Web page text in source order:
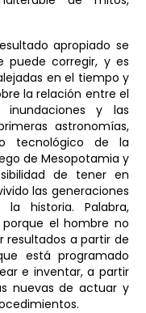
apropiado se
puede corregir, y es
en el tiempo y
la relación entre el
y las
astronomías,
tecnológico de la
de Mesopotamia y
de tener en
las generaciones
historia. Palabra,
porque el hombre no
resultados a partir de
está programado
e inventar, a partir
nuevas de actuar y